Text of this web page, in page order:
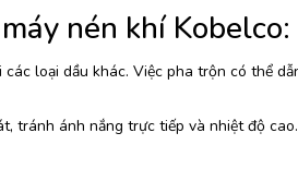
nén khí Kobelco:
loại dầu khác. Việc pha trộn có thể
tránh ánh nắng trực tiếp và nhiệt độ